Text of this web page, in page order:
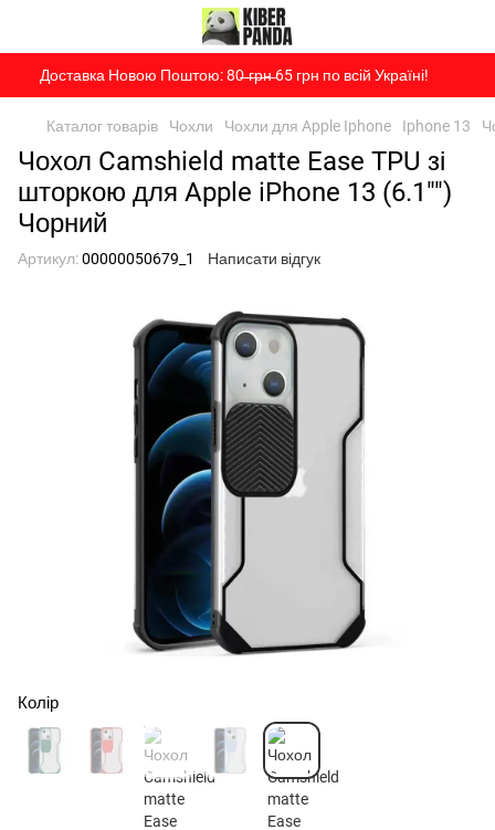
Доставка Новою Поштою: 80̶ ̶г̶р̶н̶ 65 грн по всій Україні!
Каталог товарів Чохли Чохли для Apple Iphone Iphone 13
Чохол Camshield matte Ease TPU зі
шторкою для Apple iPhone 13 (6.1"")
Чорний
Артикул:00000050679_1 Написати відгук
Колір